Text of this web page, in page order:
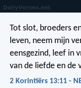
Tot slot, broeders
leven, neem mijn
eensgezind, leef in
van de liefde en de
2 Korintiërs 13:11 -